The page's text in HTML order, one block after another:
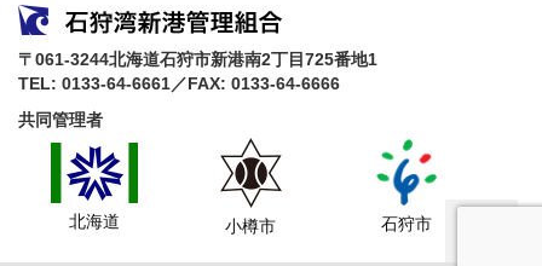
〒061-3244北海道石狩市新港南2丁目725番地1
TEL: 0133-64-6661／FAX: 0133-64-6666
共同管理者
北海道 小樽市 石狩市